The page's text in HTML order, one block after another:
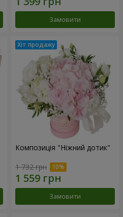
Замовити
Композиція "Ніжний дотик"
1 732 грн
Замовити